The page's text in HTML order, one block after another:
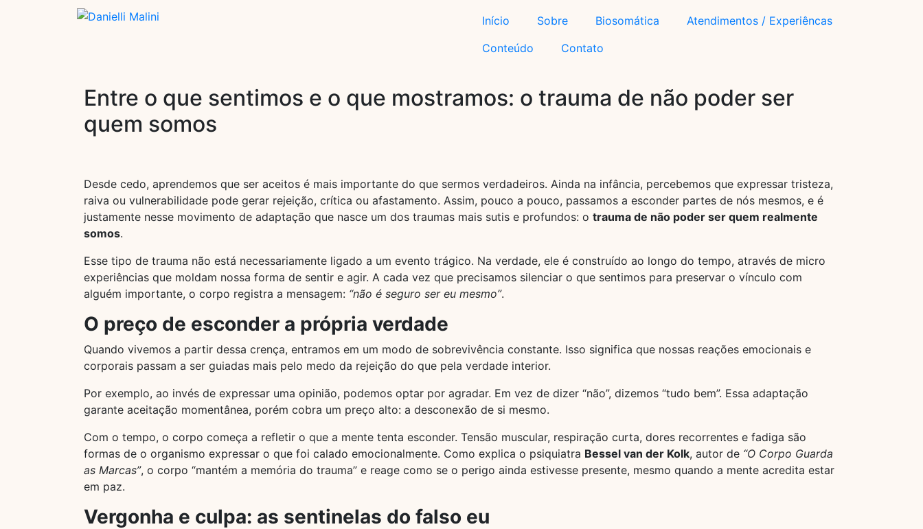
Início Sobre Biosomática
Atendimentos / Experiêncas
Conteúdo
Contato
Entre o que sentimos e o que mostramos: o trauma de não poder ser
quem somos
Desde cedo, aprendemos que ser aceitos é mais importante do que sermos verdadeiros. Ainda na infância, percebemos que expressar tristeza,
raiva ou vulnerabilidade pode gerar rejeição, crítica ou afastamento. Assim, pouco a pouco, passamos a esconder partes de nós mesmos, e é
justamente nesse movimento de adaptação que nasce um dos traumas mais sutis e profundos: o trauma de não poder ser quem realmente
somos.
Esse tipo de trauma não está necessariamente ligado a um evento trágico. Na verdade, ele é construído ao longo do tempo, através de micro
experiências que moldam nossa forma de sentir e agir. A cada vez que precisamos silenciar o que sentimos para preservar o vínculo com
alguém importante, o corpo registra a mensagem: “não é seguro ser eu mesmo”.
O preço de esconder a própria verdade
Quando vivemos a partir dessa crença, entramos em um modo de sobrevivência constante. Isso significa que nossas reações emocionais e
corporais passam a ser guiadas mais pelo medo da rejeição do que pela verdade interior.
Por exemplo, ao invés de expressar uma opinião, podemos optar por agradar. Em vez de dizer “não”, dizemos “tudo bem”. Essa adaptação
garante aceitação momentânea, porém cobra um preço alto: a desconexão de si mesmo.
Com o tempo, o corpo começa a refletir o que a mente tenta esconder. Tensão muscular, respiração curta, dores recorrentes e fadiga são
formas de o organismo expressar o que foi calado emocionalmente. Como explica o psiquiatra Bessel van der Kolk, autor de “O Corpo Guarda
as Marcas”, o corpo “mantém a memória do trauma” e reage como se o perigo ainda estivesse presente, mesmo quando a mente acredita estar
em paz.
Vergonha e culpa: as sentinelas do falso eu